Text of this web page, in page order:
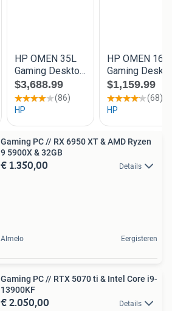
Gaming PC // RX 6950 XT & AMD Ryzen
9 5900X & 32GB
€ 1.350,00 Details
Almelo Eergisteren
Gaming PC // RTX 5070 ti & Intel Core i9-
13900KF
€ 2.050,00 Details